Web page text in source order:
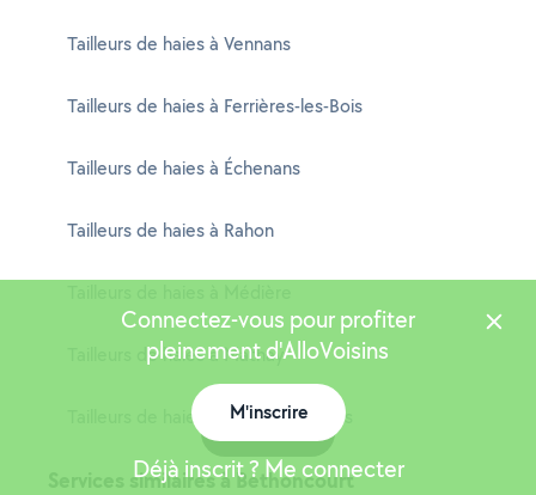
Tailleurs de haies à Vennans
Tailleurs de haies à Ferrières-les-Bois
Tailleurs de haies à Échenans
Tailleurs de haies à Rahon
Tailleurs de haies à Mathay
Tailleurs de haies à Serre-les-Sapins
Services similaires à Bethoncourt
Connectez-vous pour profiter
pleinement d'AlloVoisins
M'inscrire
Déjà inscrit ? Me connecter